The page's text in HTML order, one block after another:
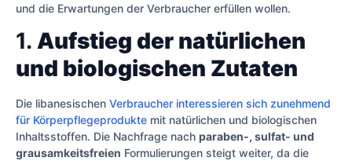
und die Erwartungen der Verbraucher erfüllen wollen.
1. Aufstieg der natürlichen
und biologischen Zutaten
Die libanesischen Verbraucher interessieren sich zunehmend
für Körperpflegeprodukte mit natürlichen und biologischen
Inhaltsstoffen. Die Nachfrage nach paraben-, sulfat- und
grausamkeitsfreien Formulierungen steigt weiter, da die